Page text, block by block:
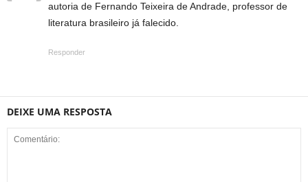
autoria de Fernando Teixeira de Andrade, professor de
literatura brasileiro já falecido.
Responder
DEIXE UMA RESPOSTA